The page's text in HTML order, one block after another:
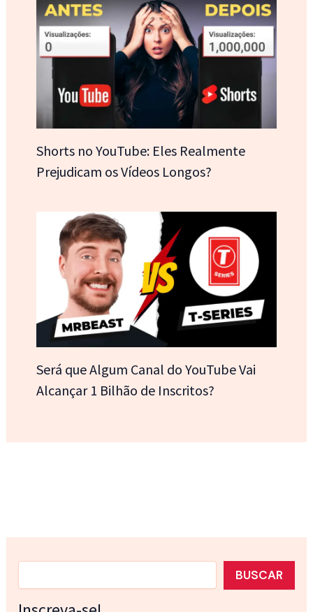
Shorts no YouTube: Eles Realmente
Prejudicam os Vídeos Longos?
Será que Algum Canal do YouTube Vai
Alcançar 1 Bilhão de Inscritos?
Pesquisar BUSCAR